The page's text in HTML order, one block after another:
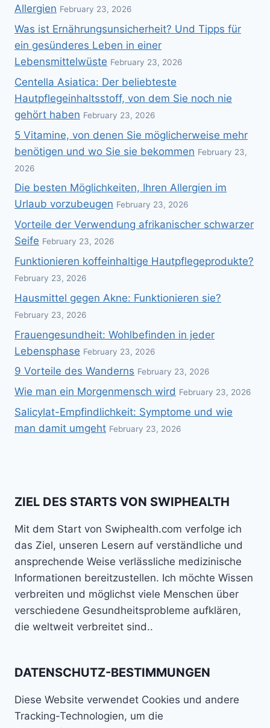
Allergien February 23, 2026
Was ist Ernährungsunsicherheit? Und Tipps für
ein gesünderes Leben in einer
Lebensmittelwüste February 23, 2026
Centella Asiatica: Der beliebteste
Hautpflegeinhaltsstoff, von dem Sie noch nie
gehört haben February 23, 2026
5 Vitamine, von denen Sie möglicherweise mehr
benötigen und wo Sie sie bekommen February 23,
2026
Die besten Möglichkeiten, Ihren Allergien im
Urlaub vorzubeugen February 23, 2026
Vorteile der Verwendung afrikanischer schwarzer
Seife February 23, 2026
Funktionieren koffeinhaltige Hautpflegeprodukte?
February 23, 2026
Hausmittel gegen Akne: Funktionieren sie?
February 23, 2026
Frauengesundheit: Wohlbefinden in jeder
Lebensphase February 23, 2026
9 Vorteile des Wanderns February 23, 2026
Wie man ein Morgenmensch wird February 23, 2026
Salicylat-Empfindlichkeit: Symptome und wie
man damit umgeht February 23, 2026
ZIEL DES STARTS VON SWIPHEALTH
Mit dem Start von Swiphealth.com verfolge ich
das Ziel, unseren Lesern auf verständliche und
ansprechende Weise verlässliche medizinische
Informationen bereitzustellen. Ich möchte Wissen
verbreiten und möglichst viele Menschen über
verschiedene Gesundheitsprobleme aufklären,
die weltweit verbreitet sind..
DATENSCHUTZ-BESTIMMUNGEN
Diese Website verwendet Cookies und andere
Tracking-Technologien, um die